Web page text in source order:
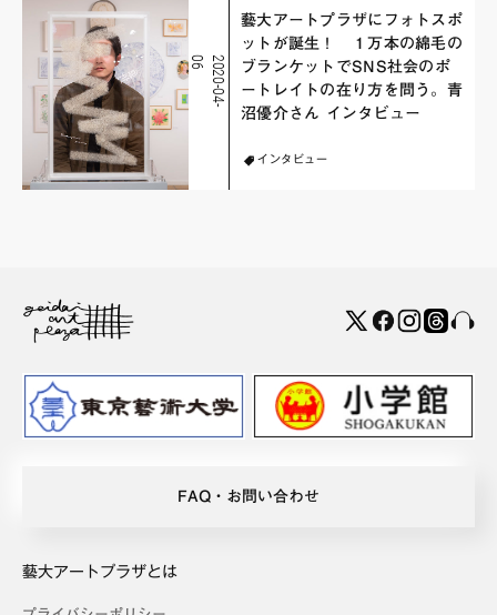
2
0
2
0
-
0
4
-
0
6
藝大アートプラザにフォトスポ
ットが誕生！ １万本の綿毛の
ブランケットでSNS社会のポ
ートレイトの在り方を問う。青
沼優介さん インタビュー
インタビュー
FAQ・お問い合わせ
藝大アートプラザとは